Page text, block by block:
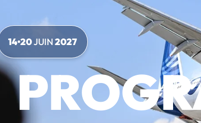
14•20JUIN2027